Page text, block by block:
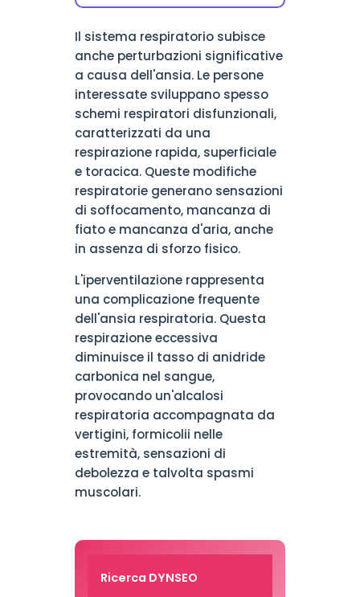
Il sistema respiratorio subisce
anche perturbazioni significative
a causa dell'ansia. Le persone
interessate sviluppano spesso
schemi respiratori disfunzionali,
caratterizzati da una
respirazione rapida, superficiale
e toracica. Queste modifiche
respiratorie generano sensazioni
di soffocamento, mancanza di
fiato e mancanza d'aria, anche
in assenza di sforzo fisico.
L'iperventilazione rappresenta
una complicazione frequente
dell'ansia respiratoria. Questa
respirazione eccessiva
diminuisce il tasso di anidride
carbonica nel sangue,
provocando un'alcalosi
respiratoria accompagnata da
vertigini, formicolii nelle
estremità, sensazioni di
debolezza e talvolta spasmi
muscolari.
Ricerca DYNSEO